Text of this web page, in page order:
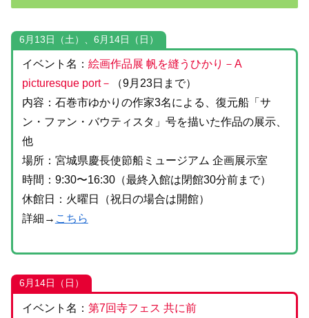
6月13日（土）、6月14日（日）
イベント名： 絵画作品展 帆を縫うひかり－A
picturesque port－
（9月23日まで）
内容：石巻市ゆかりの作家3名による、復元船「サ
ン・ファン・バウティスタ」号を描いた作品の展示、
他
場所：宮城県慶長使節船ミュージアム 企画展示室
時間：9:30〜16:30（最終入館は閉館30分前まで）
休館日：火曜日（祝日の場合は開館）
詳細→ こちら
6月14日（日）
イベント名： 第7回寺フェス 共に前